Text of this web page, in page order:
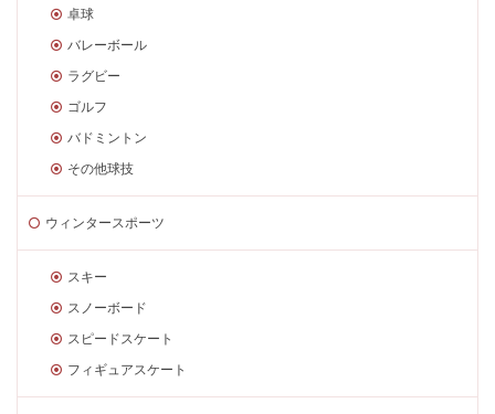
卓球
バレーボール
ラグビー
ゴルフ
バドミントン
その他球技
ウィンタースポーツ
スキー
スノーボード
スピードスケート
フィギュアスケート